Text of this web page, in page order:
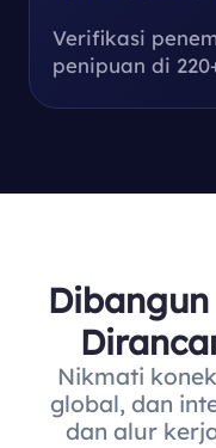
Verifikasi
penipuan di
Nikmati
global, dan
dan alur